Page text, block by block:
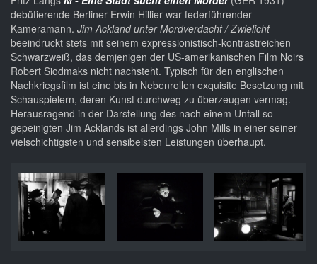
debütierende Berliner Erwin Hillier war federführender
Kameramann. Jim Ackland unter Mordverdacht / Zwielicht
beeindruckt stets mit seinem expressionistisch-kontrastreichen
Schwarzweiß, das demjenigen der US-amerikanischen Film Noirs
Robert Siodmaks nicht nachsteht. Typisch für den englischen
Nachkriegsfilm ist eine bis in Nebenrollen exquisite Besetzung mit
Schauspielern, deren Kunst durchweg zu überzeugen vermag.
Herausragend in der Darstellung des nach einem Unfall so
gepeinigten Jim Acklands ist allerdings John Mills in einer seiner
vielschichtigsten und sensibelsten Leistungen überhaupt.